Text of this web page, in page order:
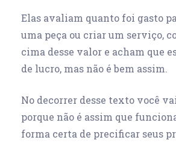
Elas avaliam quanto foi gasto
uma peça ou criar um serviço,
cima desse valor e acham que
de lucro, mas não é bem assim.
No decorrer desse texto você
porque não é assim que
forma certa de precificar seus